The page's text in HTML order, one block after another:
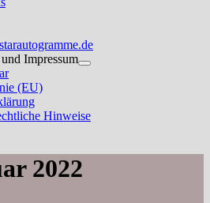
Impressum
Untermenü
(EU)
Hinweise
2022